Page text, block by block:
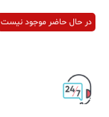
در حال حاضر موجود نیست